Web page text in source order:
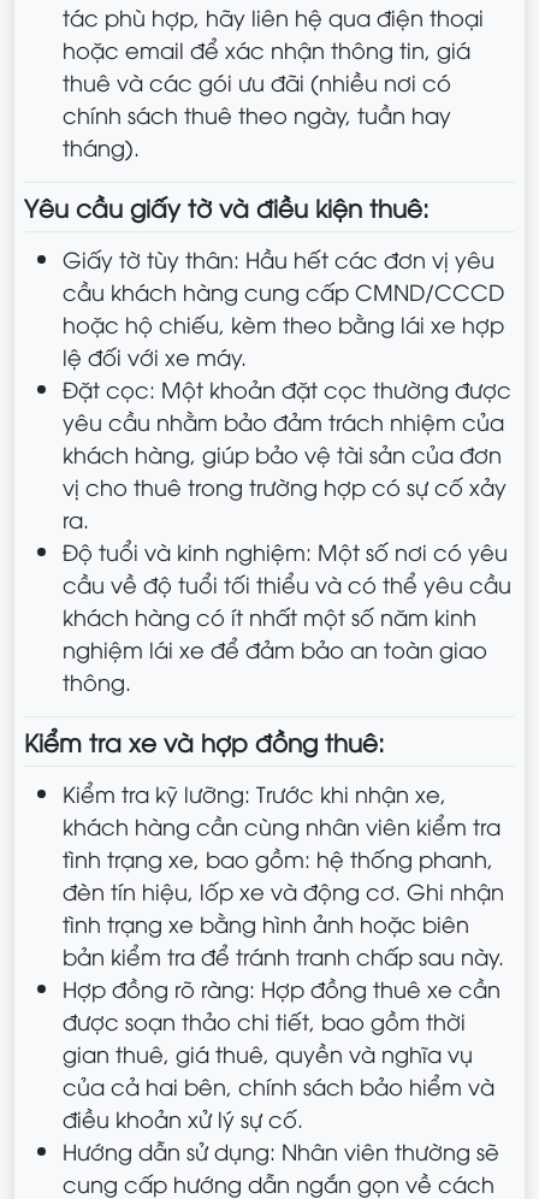
tác phù hợp, hãy liên hệ qua điện thoại
hoặc email để xác nhận thông tin, giá
thuê và các gói ưu đãi (nhiều nơi có
chính sách thuê theo ngày, tuần hay
tháng).
Yêu cầu giấy tờ và điều kiện thuê:
Giấy tờ tùy thân: Hầu hết các đơn vị yêu
cầu khách hàng cung cấp CMND/CCCD
hoặc hộ chiếu, kèm theo bằng lái xe hợp
lệ đối với xe máy.
Đặt cọc: Một khoản đặt cọc thường được
yêu cầu nhằm bảo đảm trách nhiệm của
khách hàng, giúp bảo vệ tài sản của đơn
vị cho thuê trong trường hợp có sự cố xảy
ra.
Độ tuổi và kinh nghiệm: Một số nơi có yêu
cầu về độ tuổi tối thiểu và có thể yêu cầu
khách hàng có ít nhất một số năm kinh
nghiệm lái xe để đảm bảo an toàn giao
thông.
Kiểm tra xe và hợp đồng thuê:
Kiểm tra kỹ lưỡng: Trước khi nhận xe,
khách hàng cần cùng nhân viên kiểm tra
tình trạng xe, bao gồm: hệ thống phanh,
đèn tín hiệu, lốp xe và động cơ. Ghi nhận
tình trạng xe bằng hình ảnh hoặc biên
bản kiểm tra để tránh tranh chấp sau này.
Hợp đồng rõ ràng: Hợp đồng thuê xe cần
được soạn thảo chi tiết, bao gồm thời
gian thuê, giá thuê, quyền và nghĩa vụ
của cả hai bên, chính sách bảo hiểm và
điều khoản xử lý sự cố.
Hướng dẫn sử dụng: Nhân viên thường sẽ
cung cấp hướng dẫn ngắn gọn về cách